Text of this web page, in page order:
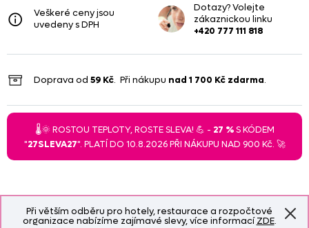
Při větším odběru pro hotely, restaurace a rozpočtové
organizace nabízíme zajímavé slevy, více informacíZDE.
Veškeré ceny jsou
uvedeny s DPH
Dotazy? Volejte
zákaznickou linku
+420 777 111 818
Doprava od 59 Kč. Při nákupu nad 1 700 Kč zdarma.
🌡️🌞 ROSTOU TEPLOTY, ROSTE SLEVA! 💪 - 27 %S KÓDEM
"27SLEVA27". PLATÍ DO 10.8.2026 PŘI NÁKUPU NAD 900 Kč. 🚀